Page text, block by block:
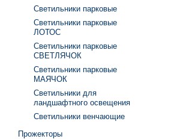
Светильники парковые
Светильники парковые
ЛОТОС
Светильники парковые
СВЕТЛЯЧОК
Светильники парковые
МАЯЧОК
Светильники для
ландшафтного освещения
Светильники венчающие
Прожекторы